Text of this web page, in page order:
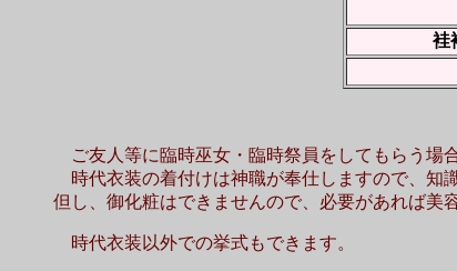
袿
ご友人等に臨時巫女・臨時祭員をしてもらう場
時代衣装の着付けは神職が奉仕しますので、知
但し、御化粧はできませんので、必要があれば美
時代衣装以外での挙式もできます。